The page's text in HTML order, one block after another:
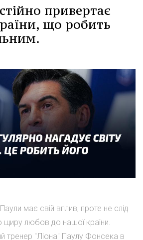
привертає
що робить
має свій вплив, проте не слід
щиру любов до нашої країни.
тренер "Ліона" Паулу Фонсека в